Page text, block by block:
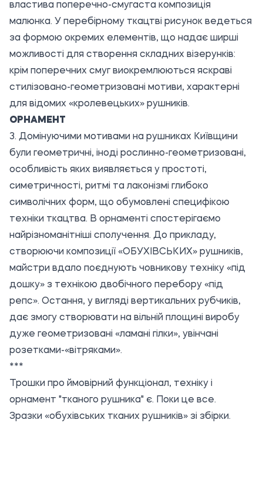
властива поперечно-смугаста композиція
малюнка. У перебірному ткацтві рисунок ведеться
за формою окремих елементів, що надає ширші
можливості для створення складних візерунків:
крім поперечних смуг виокремлюються яскраві
стилізовано-геометризовані мотиви, характерні
для відомих «кролевецьких» рушників.
ОРНАМЕНТ
3. Домінуючими мотивами на рушниках Київщини
були геометричні, іноді рослинно-геометризовані,
особливість яких виявляється у простоті,
симетричності, ритмі та лаконізмі глибоко
символічних форм, що обумовлені специфікою
техніки ткацтва. В орнаменті спостерігаємо
найрізноманітніші сполучення. До прикладу,
створюючи композиції «ОБУХІВСЬКИХ» рушників,
майстри вдало поєднують човникову техніку «під
дошку» з технікою двобічного перебору «під
репс». Остання, у вигляді вертикальних рубчиків,
дає змогу створювати на вільній площині виробу
дуже геометризовані «ламані гілки», увінчані
розетками-«вітряками».
***
Трошки про ймовірний функціонал, техніку і
орнамент "тканого рушника" є. Поки це все.
Зразки «обухівських тканих рушників» зі збірки.